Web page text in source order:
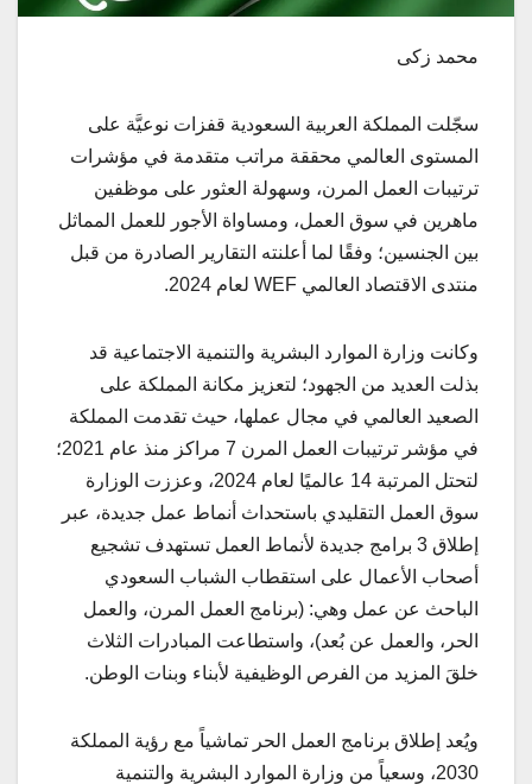
محمد زكى
سجّلت المملكة العربية السعودية قفزات نوعيَّة على
المستوى العالمي محققة مراتب متقدمة في مؤشرات
ترتيبات العمل المرن، وسهولة العثور على موظفين
ماهرين في سوق العمل، ومساواة الأجور للعمل المماثل
بين الجنسين؛ وفقًا لما أعلنته التقارير الصادرة من قبل
منتدى الاقتصاد العالمي WEF لعام 2024.
وكانت وزارة الموارد البشرية والتنمية الاجتماعية قد
بذلت العديد من الجهود؛ لتعزيز مكانة المملكة على
الصعيد العالمي في مجال عملها، حيث تقدمت المملكة
في مؤشر ترتيبات العمل المرن 7 مراكز منذ عام 2021؛
لتحتل المرتبة 14 عالميًا لعام 2024، وعززت الوزارة
سوق العمل التقليدي باستحداث أنماط عمل جديدة، عبر
إطلاق 3 برامج جديدة لأنماط العمل تستهدف تشجيع
أصحاب الأعمال على استقطاب الشباب السعودي
الباحث عن عمل وهي: (برنامج العمل المرن، والعمل
الحر، والعمل عن بُعد)، واستطاعت المبادرات الثلاث
خلقَ المزيد من الفرص الوظيفية لأبناء وبنات الوطن.
ويُعد إطلاق برنامج العمل الحر تماشياً مع رؤية المملكة
2030، وسعياً من وزارة الموارد البشرية والتنمية